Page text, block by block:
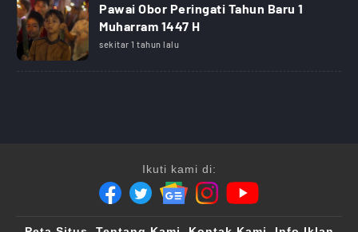
Pawai Obor Peringati Tahun Baru 1
Muharram 1447 H
sekitar 1 tahun lalu
Ikuti kami di: